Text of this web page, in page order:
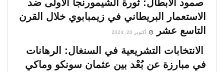
صمود الأبطال: ثورة الشيمورنجا الأولى ضد
الاستعمار البريطاني في زيمبابوي خلال القرن
التاسع عشر
أكتوبر 20, 2024
الانتخابات التشريعية في السنغال: الرهانات
في مبارزة عن بُعْد بين عثمان سونكو وماكي